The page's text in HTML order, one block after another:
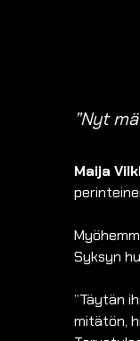
”Nyt
Maija
Syksyn
”Täytän
mitätön,